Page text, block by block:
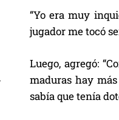
“Yo era muy
jugador me tocó
Luego, agregó:
maduras hay
sabía que tenía